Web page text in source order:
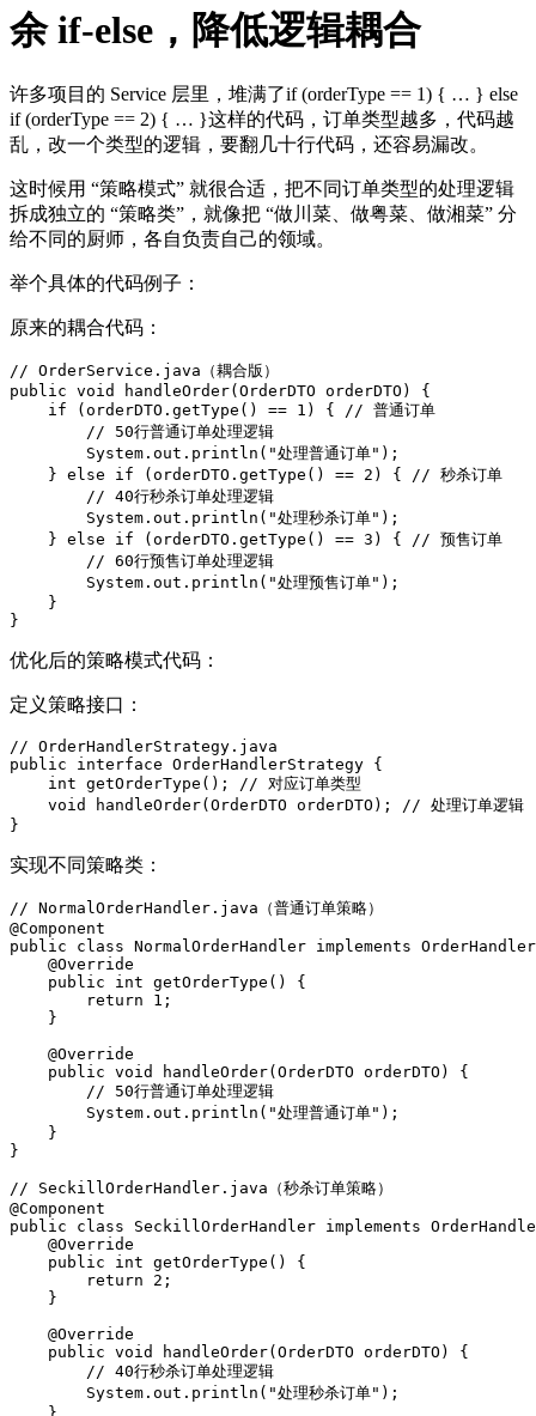
余 if-else，降低逻辑耦合
许多项目的 Service 层里，堆满了if (orderType == 1) { … } else
if (orderType == 2) { … }这样的代码，订单类型越多，代码越
乱，改一个类型的逻辑，要翻几十行代码，还容易漏改。
这时候用 “策略模式” 就很合适，把不同订单类型的处理逻辑
拆成独立的 “策略类”，就像把 “做川菜、做粤菜、做湘菜” 分
给不同的厨师，各自负责自己的领域。
举个具体的代码例子：
原来的耦合代码：
// OrderService.java（耦合版）
public void handleOrder( OrderDTO orderDTO )
{
if (orderDTO.getType() == 1 ) { // 普通订单
// 50行普通订单处理逻辑
        System.
out .println( "处理普通订单" );
    }
else if (orderDTO.getType() == 2 ) { // 秒杀订单
// 40行秒杀订单处理逻辑
        System.
out .println( "处理秒杀订单" );
    }
else if (orderDTO.getType() == 3 ) { // 预售订单
// 60行预售订单处理逻辑
        System.
out .println( "处理预售订单" );
    }
}
优化后的策略模式代码：
定义策略接口：
// OrderHandlerStrategy.java
public
interface OrderHandlerStrategy {
int getOrderType ( ) ; // 对应订单类型
void
handleOrder( OrderDTO orderDTO ) ; // 处理订单逻辑
}
实现不同策略类：
// NormalOrderHandler.java（普通订单策略）
@Component
public
class NormalOrderHandler implements
@Override
public
int getOrderType ()
{
return
1 ;
    }
@Override
public void handleOrder(OrderDTO orderDTO)
{
// 50行普通订单处理逻辑
        System.out.println(
"处理普通订单" );
    }
}
// SeckillOrderHandler.java（秒杀订单策略）
@Component
public
class SeckillOrderHandler implements
@Override
public
int getOrderType ()
{
return
2 ;
    }
@Override
public void handleOrder(OrderDTO orderDTO)
{
// 40行秒杀订单处理逻辑
        System.out.println(
"处理秒杀订单" );